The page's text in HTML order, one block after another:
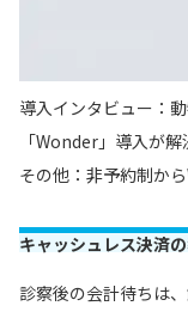
導入インタビュー：
「Wonder」導入が解
その他： 非予約制か
キャッシュレス決済
診察後の会計待ちは